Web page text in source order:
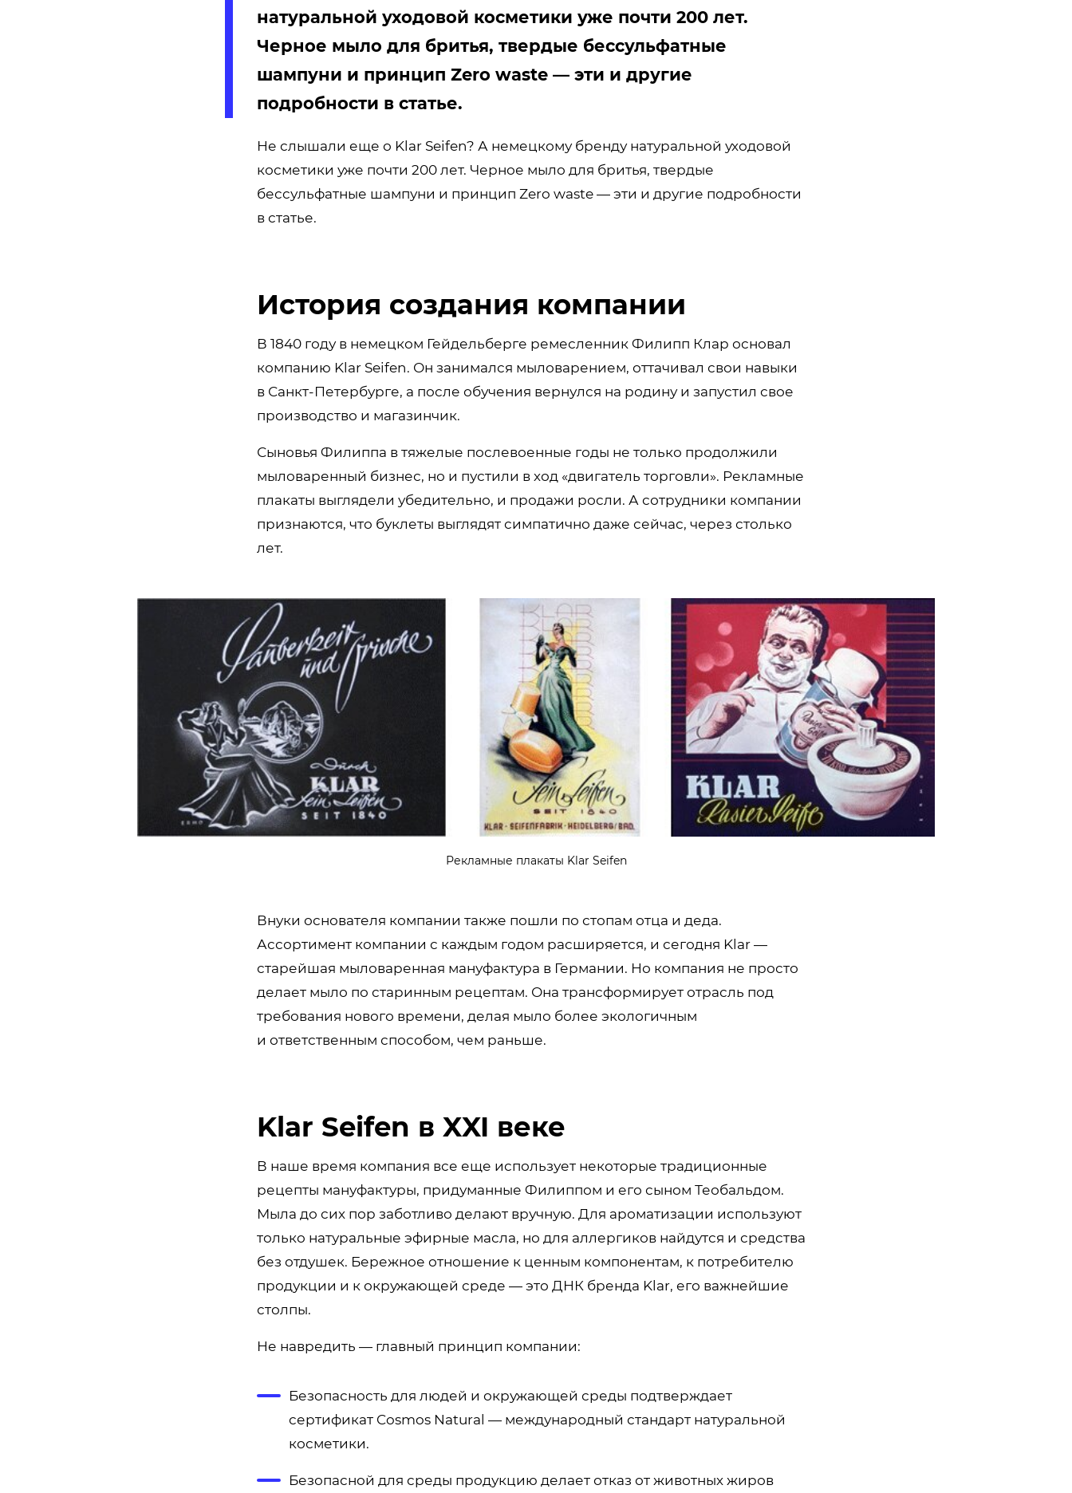
натуральной уходовой косметики уже почти 200 лет.
Черное мыло для бритья, твердые бессульфатные
шампуни и принцип Zero waste — эти и другие
подробности в статье.
Не слышали еще о Klar Seifen? А немецкому бренду натуральной уходовой
косметики уже почти 200 лет. Черное мыло для бритья, твердые
бессульфатные шампуни и принцип Zero waste — эти и другие подробности
в статье.
История создания компании
В 1840 году в немецком Гейдельберге ремесленник Филипп Клар основал
компанию Klar Seifen. Он занимался мыловарением, оттачивал свои навыки
в Санкт-Петербурге, а после обучения вернулся на родину и запустил свое
производство и магазинчик.
Сыновья Филиппа в тяжелые послевоенные годы не только продолжили
мыловаренный бизнес, но и пустили в ход «двигатель торговли». Рекламные
плакаты выглядели убедительно, и продажи росли. А сотрудники компании
признаются, что буклеты выглядят симпатично даже сейчас, через столько
лет.
Рекламные плакаты Klar Seifen
Внуки основателя компании также пошли по стопам отца и деда.
Ассортимент компании с каждым годом расширяется, и сегодня Klar —
старейшая мыловаренная мануфактура в Германии. Но компания не просто
делает мыло по старинным рецептам. Она трансформирует отрасль под
требования нового времени, делая мыло более экологичным
и ответственным способом, чем раньше.
Klar Seifen в XXI веке
В наше время компания все еще использует некоторые традиционные
рецепты мануфактуры, придуманные Филиппом и его сыном Теобальдом.
Мыла до сих пор заботливо делают вручную. Для ароматизации используют
только натуральные эфирные масла, но для аллергиков найдутся и средства
без отдушек. Бережное отношение к ценным компонентам, к потребителю
продукции и к окружающей среде — это ДНК бренда Klar, его важнейшие
столпы.
Не навредить — главный принцип компании:
Безопасность для людей и окружающей среды подтверждает
сертификат Cosmos Natural — международный стандарт натуральной
косметики.
Безопасной для среды продукцию делает отказ от животных жиров